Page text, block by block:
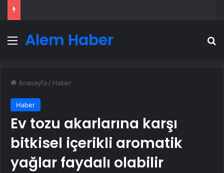
MenüAlem Haber
Anasayfa / Haber
Haber
Ev tozu akarlarına karşı
bitkisel içerikli aromatik
yağlar faydalı olabilir